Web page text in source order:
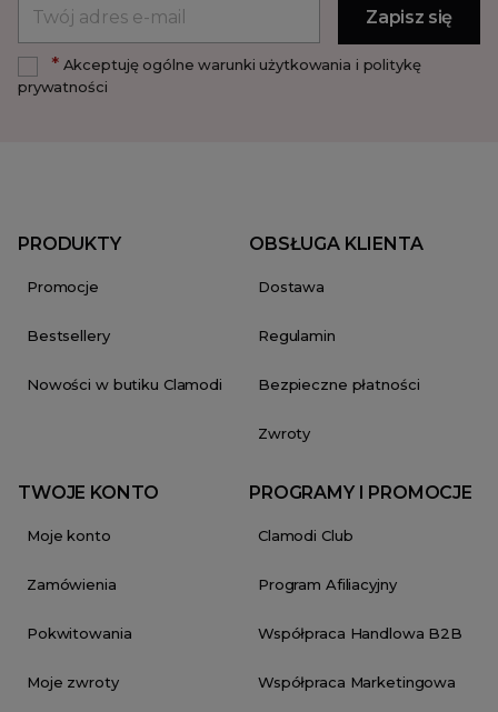
*Akceptuję ogólne warunki użytkowania i politykę
prywatności
PRODUKTY
Promocje
Bestsellery
Nowości w butiku Clamodi
OBSŁUGA KLIENTA
Dostawa
Regulamin
Bezpieczne płatności
Zwroty
TWOJE KONTO
Moje konto
Zamówienia
Pokwitowania
Moje zwroty
PROGRAMY I PROMOCJE
Clamodi Club
Program Afiliacyjny
Współpraca Handlowa B2B
Współpraca Marketingowa